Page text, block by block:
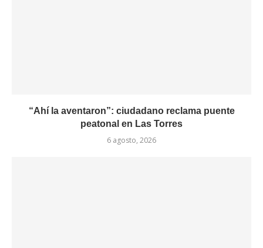
“Ahí la aventaron”: ciudadano reclama puente
peatonal en Las Torres
6 agosto, 2026